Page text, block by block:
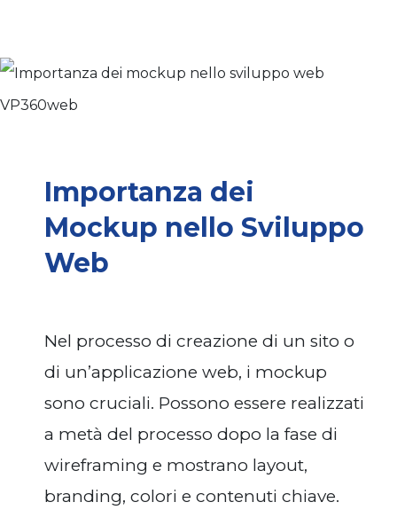
Importanza dei
Mockup nello Sviluppo
Web
Nel processo di creazione di un sito o
di un’applicazione web, i mockup
sono cruciali. Possono essere realizzati
a metà del processo dopo la fase di
wireframing e mostrano layout,
branding, colori e contenuti chiave.